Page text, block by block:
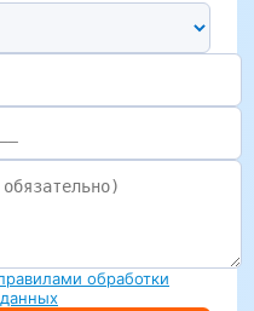
способ связи
обработки